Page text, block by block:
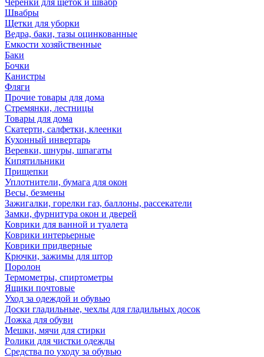
Черенки для щеток и швабр
Швабры
Щетки для уборки
Ведра, баки, тазы оцинкованные
Емкости хозяйственные
Баки
Бочки
Канистры
Фляги
Прочие товары для дома
Стремянки, лестницы
Товары для дома
Скатерти, салфетки, клеенки
Кухонный инвертарь
Веревки, шнуры, шпагаты
Кипятильники
Прищепки
Уплотнители, бумага для окон
Весы, безмены
Зажигалки, горелки газ, баллоны, рассекатели
Замки, фурнитура окон и дверей
Коврики для ванной и туалета
Коврики интерьерные
Коврики придверные
Крючки, зажимы для штор
Поролон
Термометры, спиртометры
Ящики почтовые
Уход за одеждой и обувью
Доски гладильные, чехлы для гладильных досок
Ложка для обуви
Мешки, мячи для стирки
Ролики для чистки одежды
Средства по уходу за обувью